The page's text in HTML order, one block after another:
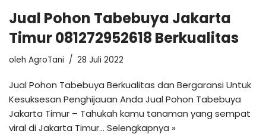
Jual Pohon Tabebuya Jakarta
Timur 081272952618 Berkualitas
oleh AgroTani 28 Juli 2022
Jual Pohon Tabebuya Berkualitas dan Bergaransi Untuk
Kesuksesan Penghijauan Anda Jual Pohon Tabebuya
Jakarta Timur – Tahukah kamu tanaman yang sempat
viral di Jakarta Timur… Selengkapnya »